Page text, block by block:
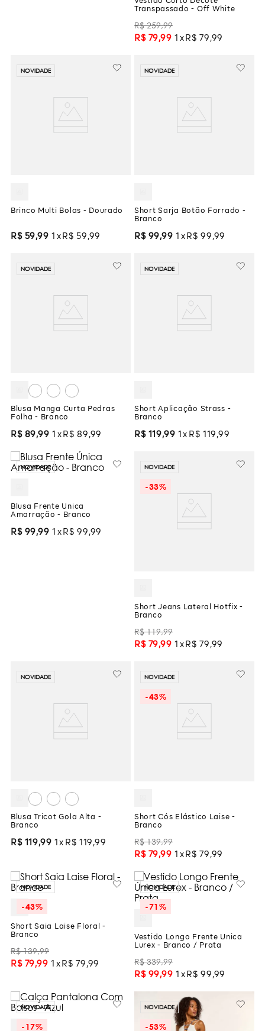
Vestido Curto Decote
Transpassado - Off White
R$ 259,99
R$ 79,99 1 R$ 79 ,99
NOVIDADE
Brinco Multi Bolas - Dourado
R$ 59,99 1 R$ 59 ,99
NOVIDADE
Short Sarja Botão Forrado -
Branco
R$ 99,99 1 R$ 99 ,99
NOVIDADE
Blusa Manga Curta Pedras
Folha - Branco
R$ 89,99 1 R$ 89 ,99
NOVIDADE
Short Aplicação Strass -
Branco
R$ 119,99 1 R$ 119 ,99
NOVIDADE
Blusa Frente Única
Amarração - Branco
R$ 99,99 1 R$ 99 ,99
NOVIDADE
-33%
Short Jeans Lateral Hotfix -
Branco
R$ 119,99
R$ 79,99 1 R$ 79 ,99
NOVIDADE
Blusa Tricot Gola Alta -
Branco
R$ 119,99 1 R$ 119 ,99
NOVIDADE
-43%
Short Cós Elástico Laise -
Branco
R$ 139,99
R$ 79,99 1 R$ 79 ,99
NOVIDADE
-43%
Short Saia Laise Floral -
Branco
R$ 139,99
R$ 79,99 1 R$ 79 ,99
NOVIDADE
-71%
Vestido Longo Frente Única
Lurex - Branco / Prata
R$ 339,99
R$ 99,99 1 R$ 99 ,99
NOVIDADE
-17%
NOVIDADE
-53%